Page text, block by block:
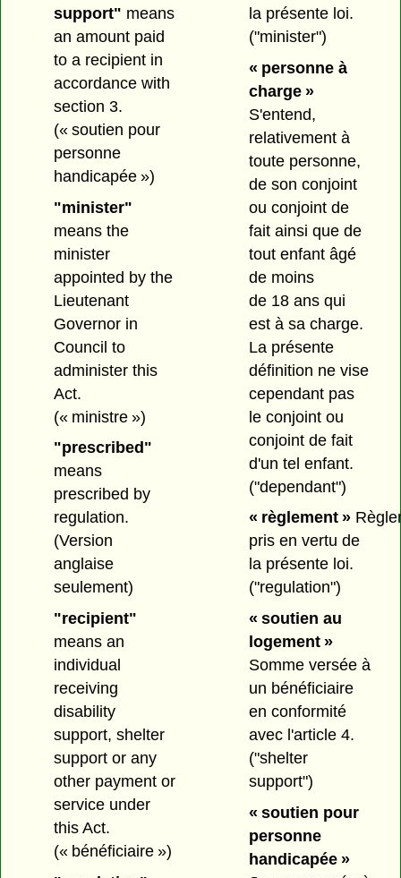
support" means
an amount paid
to a recipient in
accordance with
section 3.
(« soutien pour
personne
handicapée »)
"minister"
means the
minister
appointed by the
Lieutenant
Governor in
Council to
administer this
Act.
(« ministre »)
"prescribed"
means
prescribed by
regulation.
(Version
anglaise
seulement)
"recipient"
means an
individual
receiving
disability
support, shelter
support or any
other payment or
service under
this Act.
(« bénéficiaire »)
la présente loi.
("minister")
« personne à
charge »
S'entend,
relativement à
toute personne,
de son conjoint
ou conjoint de
fait ainsi que de
tout enfant âgé
de moins
de 18 ans qui
est à sa charge.
La présente
définition ne vise
cependant pas
le conjoint ou
conjoint de fait
d'un tel enfant.
("dependant")
« règlement »
pris en vertu de
la présente loi.
("regulation")
« soutien au
logement »
Somme versée à
un bénéficiaire
en conformité
avec l'article 4.
("shelter
support")
« soutien pour
personne
handicapée »